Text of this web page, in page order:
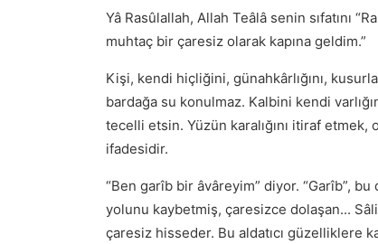
Yâ Rasûlallah, Allah Teâlâ senin sıfatını
muhtaç bir çaresiz olarak kapına geldim.”
Kişi, kendi hiçliğini, günahkârlığını,
bardağa su konulmaz. Kalbini kendi
tecelli etsin. Yüzün karalığını itiraf etmek,
ifadesidir.
“Ben garîb bir âvâreyim” diyor. “Garîb”, bu
yolunu kaybetmiş, çaresizce dolaşan...
çaresiz hisseder. Bu aldatıcı güzelliklere